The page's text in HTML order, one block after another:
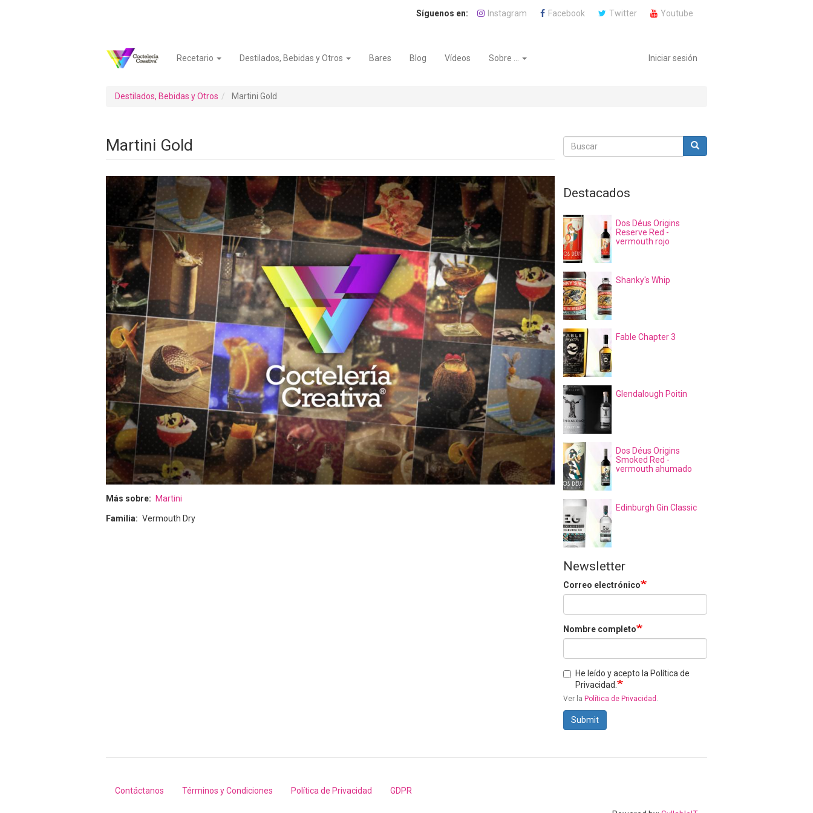
Instagram Facebook Twitter Youtube
NavegaciónRecetario Destilados, Bebidas y Otros Bares Blog Vídeos Sobre ...
Menú
cuenta
de
Iniciar sesión
Destilados, Bebidas y Otros Martini Gold
Martini Gold
Más sobre Martini
Familia Vermouth Dry
Buscar
Buscar Buscar
Destacados
Dos Déus Origins
Reserve Red -
vermouth rojo
Shanky's Whip
Fable Chapter 3
Glendalough Poitin
Dos Déus Origins
Smoked Red -
vermouth ahumado
Edinburgh Gin Classic
Newsletter
Correo electrónico
Nombre completo
He leído y acepto la Política de
Privacidad.
Ver la Política de Privacidad .
Submit
Footer
Contáctanos Términos y Condiciones Política de Privacidad GDPR